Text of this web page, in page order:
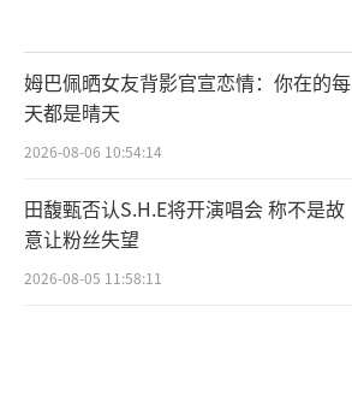
姆巴佩晒女友背影官宣恋情：你在的每
天都是晴天
2026-08-06 10:54:14
田馥甄否认S.H.E将开演唱会 称不是故
意让粉丝失望
2026-08-05 11:58:11